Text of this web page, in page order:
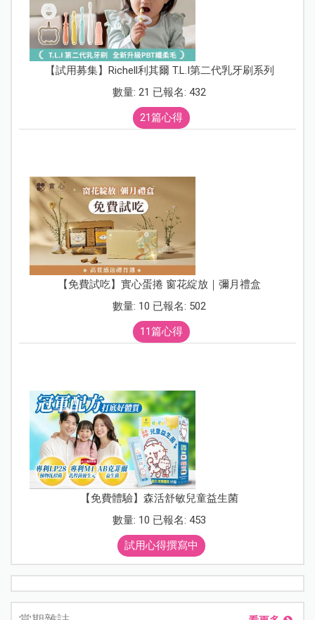
【試用募集】Richell利其爾 T.L.I第二代乳牙刷系列
數量: 21 已報名: 432
21篇心得
【免費試吃】實心蛋捲 窗花綻放｜彌月禮盒
數量: 10 已報名: 502
11篇心得
【免費體驗】森活舒敏兒童益生菌
數量: 10 已報名: 453
試用心得撰寫中